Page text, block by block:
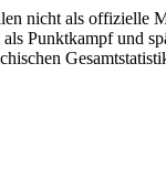
nicht als offizielle
Punktkampf und